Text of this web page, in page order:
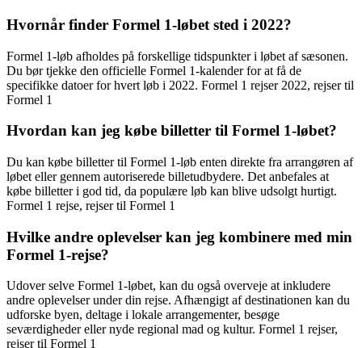
Hvornår finder Formel 1-løbet sted i 2022?
Formel 1-løb afholdes på forskellige tidspunkter i løbet af sæsonen.
Du bør tjekke den officielle Formel 1-kalender for at få de
specifikke datoer for hvert løb i 2022. Formel 1 rejser 2022, rejser til
Formel 1
Hvordan kan jeg købe billetter til Formel 1-løbet?
Du kan købe billetter til Formel 1-løb enten direkte fra arrangøren af
løbet eller gennem autoriserede billetudbydere. Det anbefales at
købe billetter i god tid, da populære løb kan blive udsolgt hurtigt.
Formel 1 rejse, rejser til Formel 1
Hvilke andre oplevelser kan jeg kombinere med min
Formel 1-rejse?
Udover selve Formel 1-løbet, kan du også overveje at inkludere
andre oplevelser under din rejse. Afhængigt af destinationen kan du
udforske byen, deltage i lokale arrangementer, besøge
seværdigheder eller nyde regional mad og kultur. Formel 1 rejser,
rejser til Formel 1